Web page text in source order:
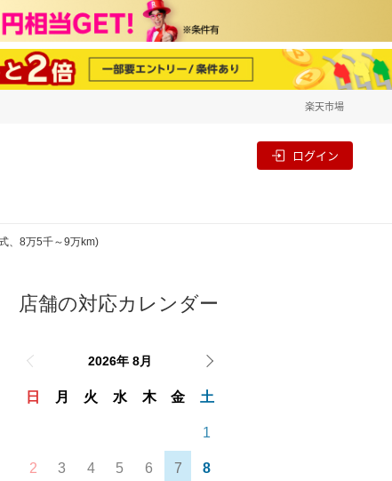
楽天市場
ログイン
、8万5千～9万km)
店舗の対応カレンダー
2026年 8月
日 月 火 水 木 金 土
1
2 3 4 5 6 7 8